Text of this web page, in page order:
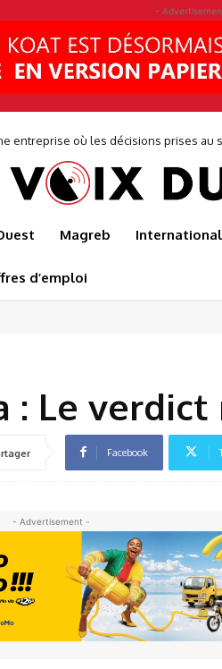
-
entreprise où les décisions prises
Magreb International
d’emploi
: Le
Facebook
- Advertisement -